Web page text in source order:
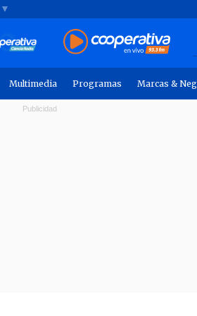
▼
Multimedia Programas Marcas &